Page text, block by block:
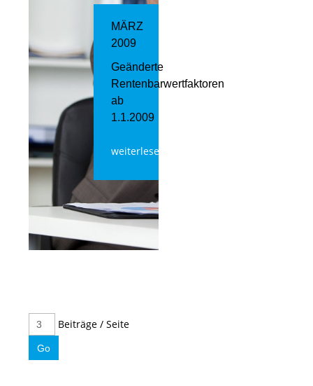
MÄRZ
2009
Geänderte
Rentenbarwertfaktoren
ab
1.1.2009
weiterlesen
Beiträge / Seite